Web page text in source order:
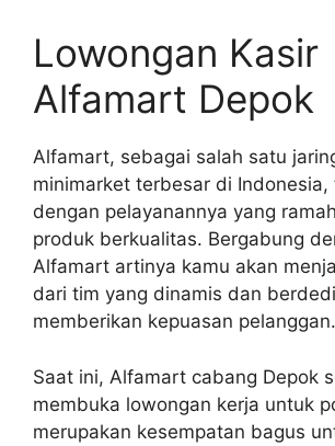
Lowongan Kasir
Alfamart Depok
Alfamart, sebagai salah satu
minimarket terbesar di Indonesia,
dengan pelayanannya yang
produk berkualitas. Bergabung
Alfamart artinya kamu akan
dari tim yang dinamis dan
memberikan kepuasan pelanggan.
Saat ini, Alfamart cabang Depok
membuka lowongan kerja untuk
merupakan kesempatan bagus